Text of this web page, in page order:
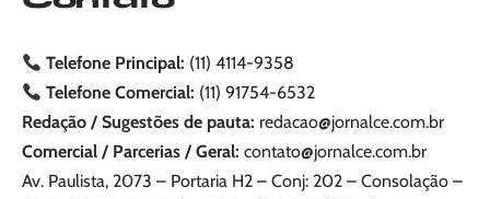
Telefone Principal: (11) 4114-9358
Telefone Comercial: (11) 91754-6532
Redação / Sugestões de pauta: redacao@jornalce.com.br
Comercial / Parcerias / Geral: contato@jornalce.com.br
Av. Paulista, 2073 – Portaria H2 – Conj: 202 – Consolação –